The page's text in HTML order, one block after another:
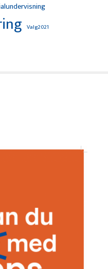
Valg2021